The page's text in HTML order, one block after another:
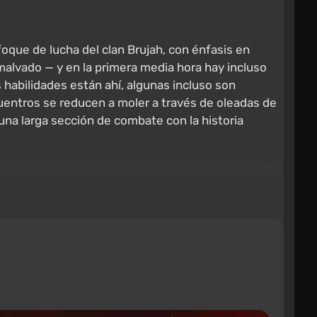
de lucha del clan Brujah, con énfasis en
— y en la primera media hora hay incluso
están ahí, algunas incluso son
se reducen a moler a través de oleadas de
larga sección de combate con la historia